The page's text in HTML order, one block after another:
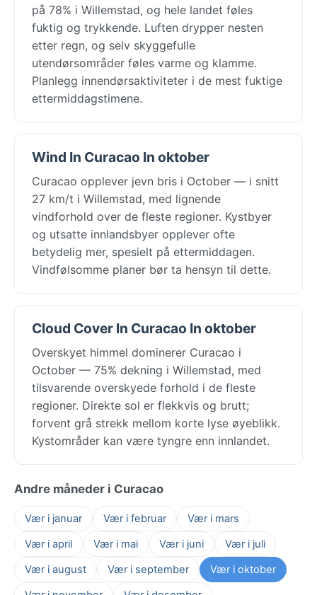
på 78% i Willemstad, og hele landet føles
fuktig og trykkende. Luften drypper nesten
etter regn, og selv skyggefulle
utendørsområder føles varme og klamme.
Planlegg innendørsaktiviteter i de mest fuktige
ettermiddagstimene.
Wind In Curacao In oktober
Curacao opplever jevn bris i October — i snitt
27 km/t i Willemstad, med lignende
vindforhold over de fleste regioner. Kystbyer
og utsatte innlandsbyer opplever ofte
betydelig mer, spesielt på ettermiddagen.
Vindfølsomme planer bør ta hensyn til dette.
Cloud Cover In Curacao In oktober
Overskyet himmel dominerer Curacao i
October — 75% dekning i Willemstad, med
tilsvarende overskyede forhold i de fleste
regioner. Direkte sol er flekkvis og brutt;
forvent grå strekk mellom korte lyse øyeblikk.
Kystområder kan være tyngre enn innlandet.
Andre måneder i Curacao
Vær i januar Vær i februar
Vær i mars
Vær i april
Vær i mai Vær i juni
Vær i juli
Vær i august
Vær i september
Vær i oktober